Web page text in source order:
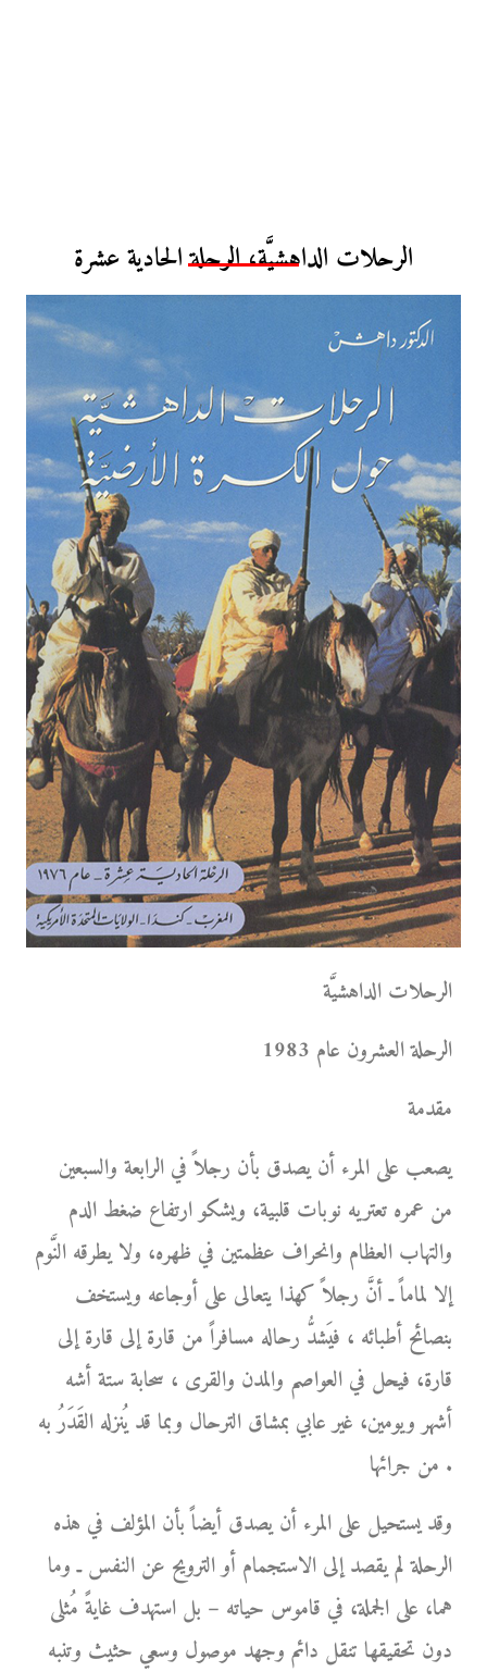
الرحلات الداهشيَّة، الرحلة الحادية عشرة
الرحلات الداهشيَّة
الرحلة العشرون عام 1983
مقدمة
يصعب على المرء أن يصدق بأن رجلاً في الرابعة والسبعين
من عمره تعتريه نوبات قلبية، ويشكو ارتفاع ضغط الدم
والتهاب العظام وانحراف عظمتين في ظهره، ولا يطرقه النَّوم
إلا لماماً ـ أنَّ رجلاً كهذا يتعالى على أوجاعه ويستخف
بنصائح أطبائه ، فيَشدُّ رحاله مسافراً من قارة إلى قارة إلى
قارة، فيحل في العواصم والمدن والقرى ، سحابة ستة أشه
أشهر ويومين، غير عابي بمشاق الترحال وبما قد يُنزله القَدَرُ به
من جرائها .
وقد يستحيل على المرء أن يصدق أيضاً بأن المؤلف في هذه
الرحلة لم يقصد إلى الاستجمام أو الترويح عن النفس ـ وما
هما، على الجملة، في قاموس حياته – بل استهدف غايةً مُثلى
دون تحقيقها تنقل دائم وجهد موصول وسعي حثيث وتنبه